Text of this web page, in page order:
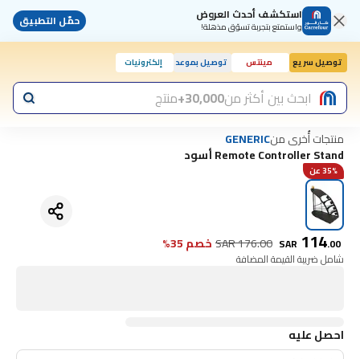
استكشف أحدث العروض
واستمتع بتجربة تسوّق مذهلة! حمّل التطبيق
توصيل سريع مينتس توصيل بموعد إلكترونيات
اليوم, 10:00 صابحث بين أكثر من30,000+ منتج
منتجات أُخرى منGENERIC
Remote Controller Stand أسود
35% عن
SAR 114.00
SAR176.00 خصم 35%
شامل ضريبة القيمة المضافة
احصل عليه